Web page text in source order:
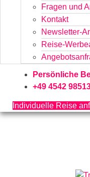
Fragen und
Kontakt
Newsletter-
Reise-
Persönliche
+49 4542
Individuelle Reise